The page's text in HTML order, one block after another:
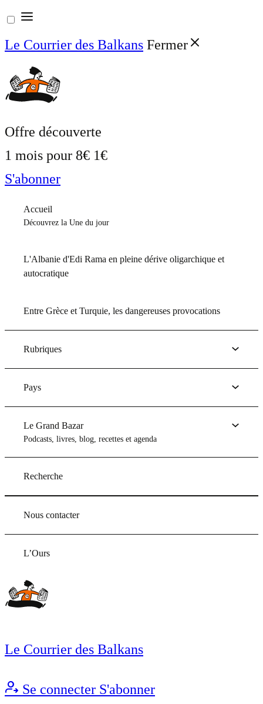
Aller
au
contenu
Le Courrier des Balkans Fermer
Offre découverte
1 mois pour 8€ 1€
S'abonner
Accueil
Découvrez la Une du jour
L'Albanie d'Edi Rama en pleine dérive oligarchique et
autocratique
Entre Grèce et Turquie, les dangereuses provocations
Rubriques
Pays
Le Grand Bazar
Podcasts, livres, blog, recettes et agenda
Recherche
Nous contacter
L’Ours
Le Courrier des Balkans
Se connecter S'abonner